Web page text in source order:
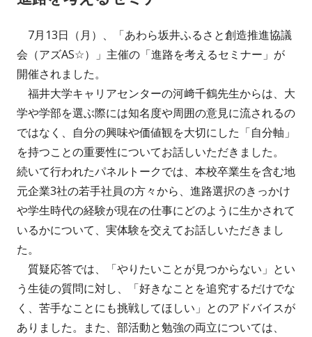
7月13日（月）、「あわら坂井ふるさと創造推進協議
会（アズAS☆）」主催の「進路を考えるセミナー」が
開催されました。
福井大学キャリアセンターの河﨑千鶴先生からは、大
学や学部を選ぶ際には知名度や周囲の意見に流されるの
ではなく、自分の興味や価値観を大切にした「自分軸」
を持つことの重要性についてお話しいただきました。
続いて行われたパネルトークでは、本校卒業生を含む地
元企業3社の若手社員の方々から、進路選択のきっかけ
や学生時代の経験が現在の仕事にどのように生かされて
いるかについて、実体験を交えてお話しいただきまし
た。
質疑応答では、「やりたいことが見つからない」とい
う生徒の質問に対し、「好きなことを追究するだけでな
く、苦手なことにも挑戦してほしい」とのアドバイスが
ありました。また、部活動と勉強の両立については、